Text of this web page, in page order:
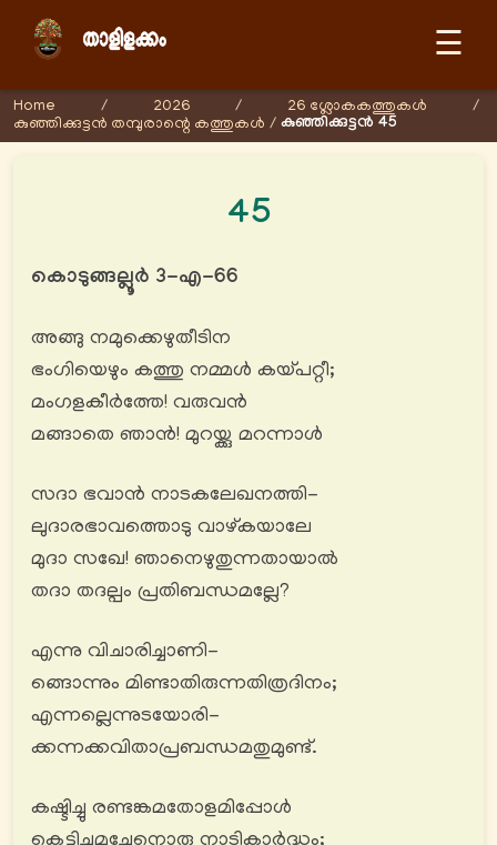
☰
Home / 2026 / 26 ശ്ലോകകത്തുകള്‍
/
കുഞ്ഞിക്കുട്ടൻ തമ്പുരാന്റെ കത്തുകള്‍ / കുഞ്ഞിക്കുട്ടൻ 45
45
കൊടുങ്ങല്ലൂർ 3-എ-66
അങ്ങു നമുക്കെഴുതീടിന
ഭംഗിയെഴും കത്തു നമ്മൾ കയ്പറ്റീ;
മംഗളകീർത്തേ! വരുവൻ
മങ്ങാതെ ഞാൻ! മുറയ്ക്കു മറന്നാൾ
സദാ ഭവാൻ നാടകലേഖനത്തി-
ലുദാരഭാവത്തൊടു വാഴ്കയാലേ
മുദാ സഖേ! ഞാനെഴുതുന്നതായാൽ
തദാ തദല്പം പ്രതിബന്ധമല്ലേ?
എന്നു വിചാരിച്ചാണി-
ങ്ങൊന്നും മിണ്ടാതിരുന്നതിത്രദിനം;
എന്നല്ലെന്നുടയോരി-
ക്കന്നക്കവിതാപ്രബന്ധമതുമുണ്ട്.
കഷ്ടിച്ചു രണ്ടങ്കമതോളമിപ്പോൾ